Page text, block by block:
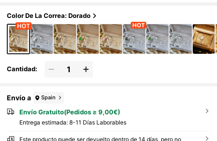
Color De La Correa: Dorado
Cantidad:
Envío a Spain
Envío Gratuito(Pedidos ≥ 9,00€)
Entrega estimada: 8-11 Días Laborables
Este producto puede ser devuelto dentro de 14 días, pero no